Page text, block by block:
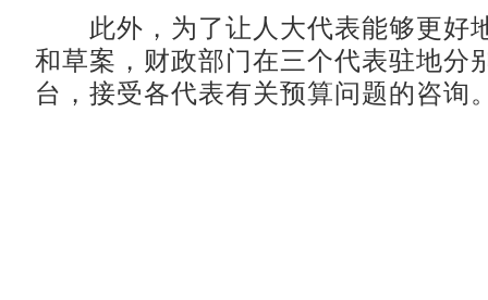
此外，为了让人大代表能够更好
和草案，财政部门在三个代表驻地分
台，接受各代表有关预算问题的咨询